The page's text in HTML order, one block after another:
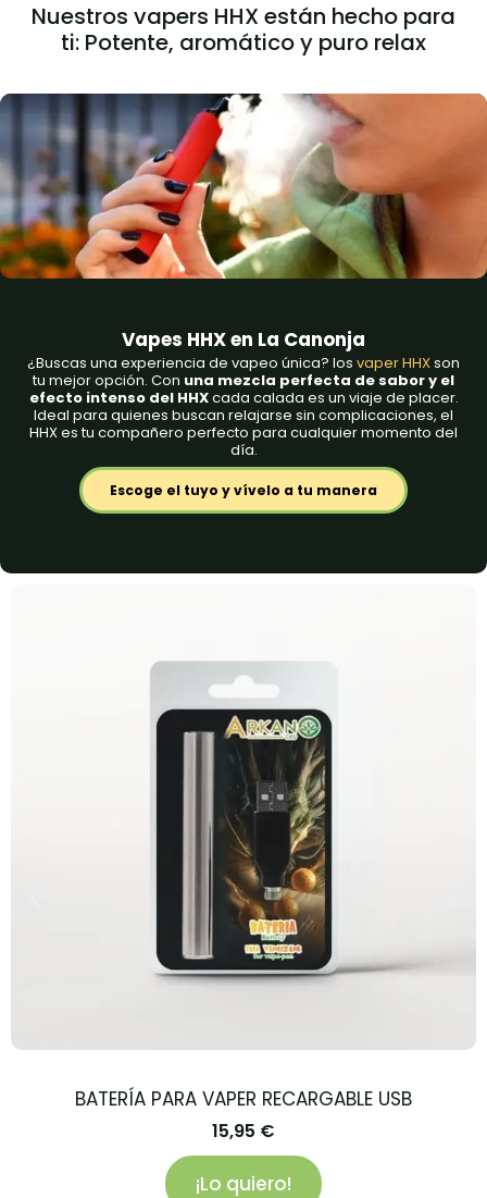
Nuestros vapers HHX están hecho para
ti: Potente, aromático y puro relax
Vapes HHX en La Canonja
¿Buscas una experiencia de vapeo única? los vaper HHXson
tu mejor opción. Con una mezcla perfecta de sabor y el
efecto intenso del HHXcada calada es un viaje de placer.
Ideal para quienes buscan relajarse sin complicaciones, el
HHX es tu compañero perfecto para cualquier momento del
día.
Escoge el tuyo y vívelo a tu manera
BATERÍA PARA VAPER RECARGABLE USB
15,95 €
¡Lo quiero!